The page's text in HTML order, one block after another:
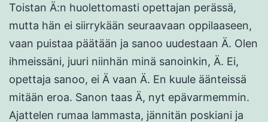
Toistan Ä:n huolettomasti opettajan perässä,
mutta hän ei siirrykään seuraavaan oppilaaseen,
vaan puistaa päätään ja sanoo uudestaan Ä. Olen
ihmeissäni, juuri niinhän minä sanoinkin, Ä. Ei,
opettaja sanoo, ei Ä vaan Ä. En kuule äänteissä
mitään eroa. Sanon taas Ä, nyt epävarmemmin.
Ajattelen rumaa lammasta, jännitän poskiani ja